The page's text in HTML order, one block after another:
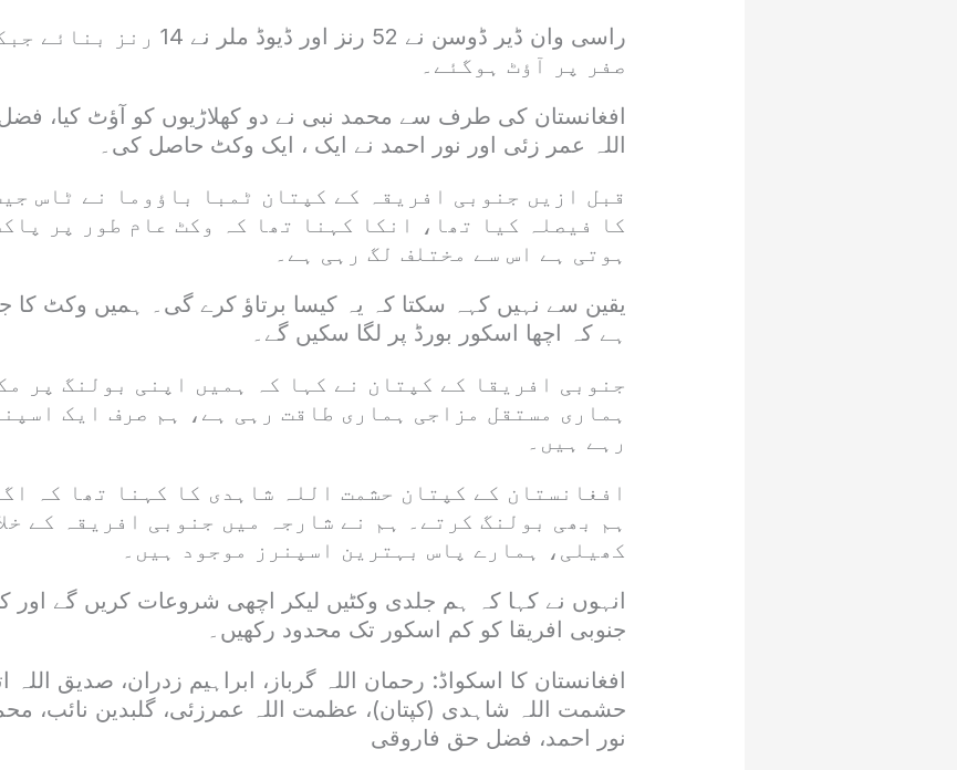
راسی وان ڈیر ڈوسن نے 52 رنز اور
صفر پر آؤٹ ہوگئے۔
افغانستان کی طرف سے محمد نبی نے دو کھلاڑیوں کو آؤٹ کیا،
اللہ عمر زئی اور نور احمد نے ایک ، ایک وکٹ حاصل کی۔
قبل ازیں جنوبی افریقہ کے کپتان ٹمبا باؤوما نے ٹاس
کا فیصلہ کیا تھا، انکا کہنا تھا کہ وکٹ عام طور پر
ہوتی ہے اس سے مختلف لگ رہی ہے۔
یقین سے نہیں کہہ سکتا کہ یہ کیسا برتاؤ کرے گی۔ ہمیں وکٹ کا
ہے کہ اچھا اسکور بورڈ پر لگا سکیں گے۔
جنوبی افریقا کے کپتان نے کہا کہ ہمیں اپنی بولنگ پر
ہماری مستقل مزاجی ہماری طاقت رہی ہے، ہم صرف ایک
رہے ہیں۔
افغانستان کے کپتان حشمت اللہ شاہدی کا کہنا تھا کہ
ہم بھی بولنگ کرتے۔ ہم نے شارجہ میں جنوبی افریقہ کے
کھیلی، ہمارے پاس بہترین اسپنرز موجود ہیں۔
انہوں نے کہا کہ ہم جلدی وکٹیں لیکر اچھی شروعات کریں گے
جنوبی افریقا کو کم اسکور تک محدود رکھیں۔
افغانستان کا اسکواڈ: رحمان اللہ گرباز، ابراہیم زدران، صدیق
حشمت اللہ شاہدی (کپتان)، عظمت اللہ عمرزئی، گلبدین نائب،
نور احمد، فضل حق فاروقی